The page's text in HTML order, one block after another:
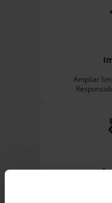
Ampliar
Col·laborar